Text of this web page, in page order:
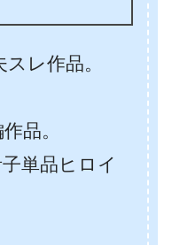
レ作品。
品。
単品ヒロイ